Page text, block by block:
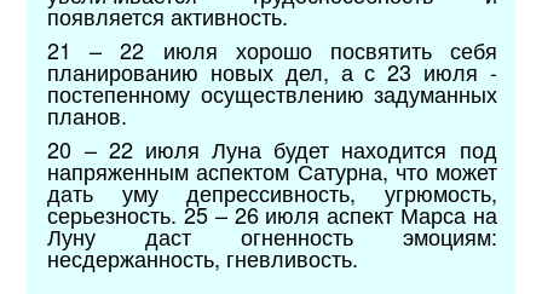
появляется активность.
21 – 22 июля хорошо посвятить себя
планированию новых дел, а с 23 июля -
постепенному осуществлению задуманных
планов.
20 – 22 июля Луна будет находится под
напряженным аспектом Сатурна, что может
дать уму депрессивность, угрюмость,
серьезность. 25 – 26 июля аспект Марса на
Луну даст огненность эмоциям:
несдержанность, гневливость.